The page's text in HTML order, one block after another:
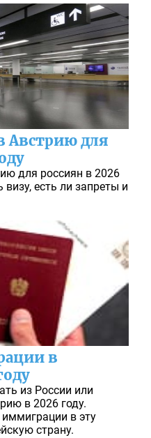
Австрию для
для россиян в 2026
есть ли запреты и
в
из России или
в 2026 году.
в эту
страну.